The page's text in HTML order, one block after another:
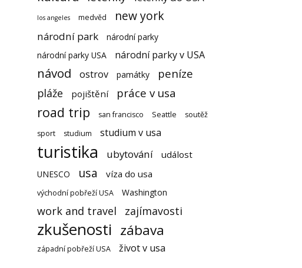
los angeles medvěd new york
národní park
národní parky
národní parky USA
národní parky v USA
návod ostrov památky peníze
pláže pojištění práce v usa
road trip san francisco Seattle
soutěž
sport
studium studium v usa
turistika ubytování událost
UNESCO usa víza do usa
východní pobřeží USA Washington
work and travel zajímavosti
zkušenosti zábava
západní pobřeží USA život v usa